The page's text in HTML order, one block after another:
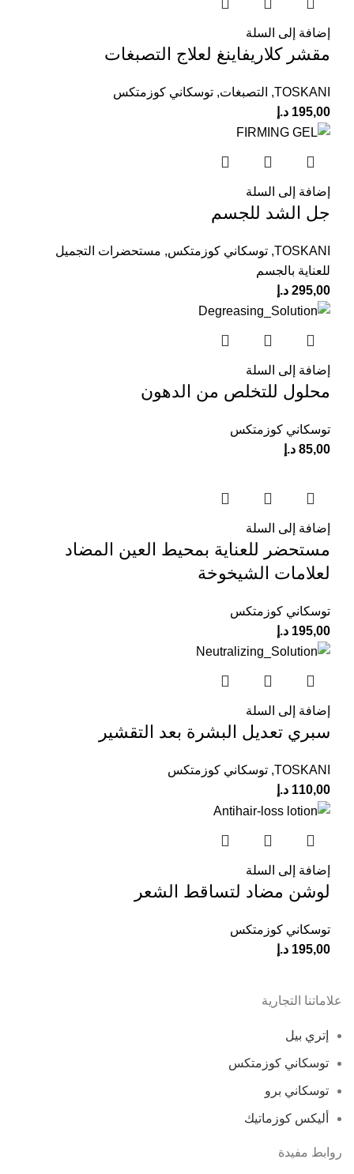
إضافة إلى السلة
مقشر كلاريفاينغ لعلاج التصبغات
TOSKANI
, التصبغات, توسكاني كوزمتكس
195,00 د.إ
إضافة إلى السلة
جل الشد للجسم
TOSKANI
, توسكاني كوزمتكس, مستحضرات التجميل
للعناية بالجسم
295,00 د.إ
إضافة إلى السلة
محلول للتخلص من الدهون
توسكاني كوزمتكس
85,00 د.إ
إضافة إلى السلة
مستحضر للعناية بمحيط العين المضاد
لعلامات الشيخوخة
توسكاني كوزمتكس
195,00 د.إ
إضافة إلى السلة
سبري تعديل البشرة بعد التقشير
TOSKANI
, توسكاني كوزمتكس
110,00 د.إ
إضافة إلى السلة
لوشن مضاد لتساقط الشعر
توسكاني كوزمتكس
195,00 د.إ
علاماتنا التجارية
إتري بيل
توسكاني كوزمتكس
توسكاني برو
أليكس كوزماتيك
روابط مفيدة